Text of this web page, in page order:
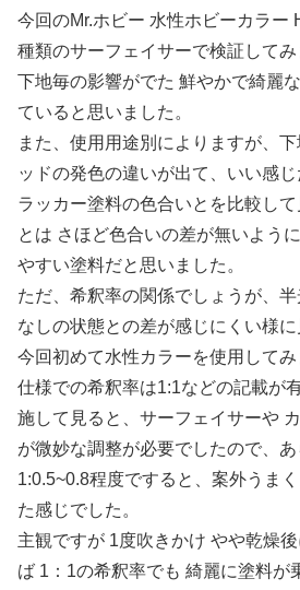
今回のMr.ホビー 水性ホビーカラー
種類のサーフェイサーで検証して
下地毎の影響がでた 鮮やかで綺麗
ていると思いました。
また、使用用途別によりますが、
ッドの発色の違いが出て、いい感じ
ラッカー塗料の色合いとを比較し
とは さほど色合いの差が無いよう
やすい塗料だと思いました。
ただ、希釈率の関係でしょうが、
なしの状態との差が感じにくい様に
今回初めて水性カラーを使用して
仕様での希釈率は1:1などの記載が
施して見ると、サーフェイサーや
が微妙な調整が必要でしたので、
1:0.5~0.8程度ですると、案外うま
た感じでした。
主観ですが 1度吹きかけ やや乾燥
ば 1：1の希釈率でも 綺麗に塗料が